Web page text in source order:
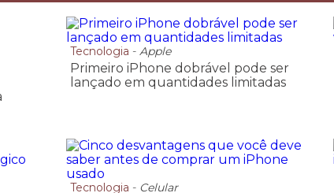
Tecnologia - Apple
Primeiro iPhone dobrável pode ser
lançado em quantidades limitadas
Tecnologia - Celular